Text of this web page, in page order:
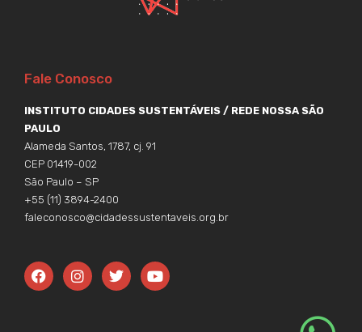
Fale Conosco
INSTITUTO CIDADES SUSTENTÁVEIS / REDE NOSSA SÃO
PAULO
Alameda Santos, 1787, cj. 91
CEP 01419-002
São Paulo – SP
+55 (11) 3894-2400
faleconosco@cidadessustentaveis.org.br
F
a
c
I
n
s
T
w
i
Y
o
u